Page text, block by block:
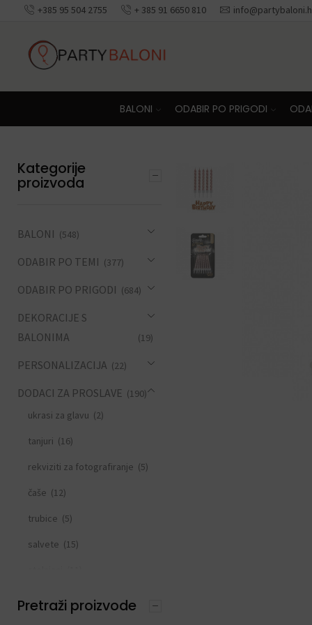
+385 95 504 2755 + 385 91 6650 810 Besplatna
BALONI ODABIR PO PRIGODI
Kategorije
proizvoda
BALONI (548)
ODABIR PO TEMI (377)
ODABIR PO PRIGODI (684)
DEKORACIJE S
BALONIMA
(19)
PERSONALIZACIJA (22)
DODACI ZA PROSLAVE (190)
ukrasi za glavu (2)
tanjuri (16)
rekviziti za fotografiranje (5)
čaše (12)
trubice (5)
salvete (15)
Pretraži proizvode